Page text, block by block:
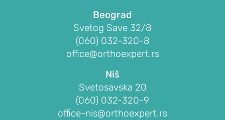
Nestabilnost
Beograd
Svetog Save 32/8
(060) 032-320-8
office@orthoexpert.rs
Niš
Svetosavska 20
(060) 032-320-9
office-nis@orthoexpert.rs